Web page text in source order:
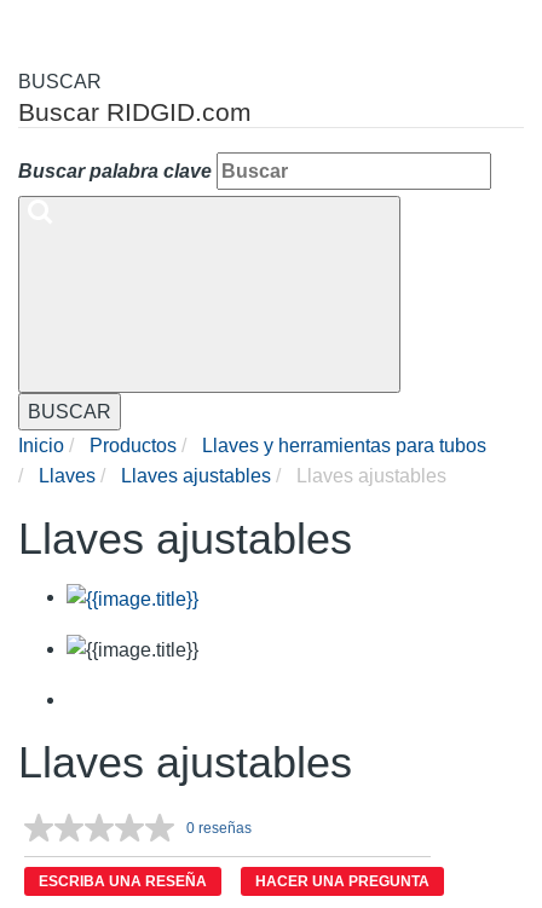
BUSCAR
Buscar RIDGID.com
Buscar palabra clave
BUSCAR
Inicio
Productos
Llaves y herramientas para tubos
Llaves
Llaves ajustables Llaves ajustables
Llaves ajustables
Llaves ajustables
Sin
puntuación.
Enlace
en
0 reseñas
ESCRIBA UNA RESEÑA HACER UNA PREGUNTA